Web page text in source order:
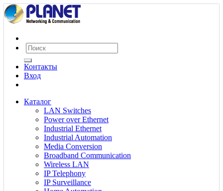
Контакты
Вход
Каталог
LAN Switches
Power over Ethernet
Industrial Ethernet
Industrial Automation
Media Conversion
Broadband Communication
Wireless LAN
IP Telephony
IP Surveillance